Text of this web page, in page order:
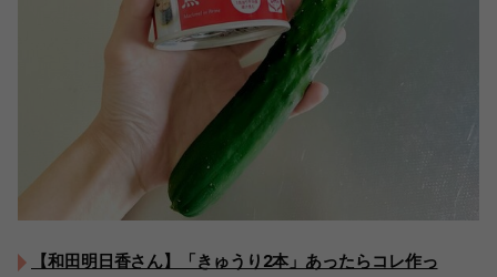
【和田明日香さん】「きゅうり2本」あったらコレ作っ